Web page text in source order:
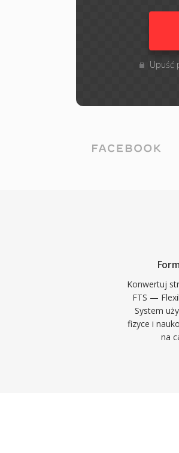
Upuść
Konwertuj
FTS —
System
fizyce i
na